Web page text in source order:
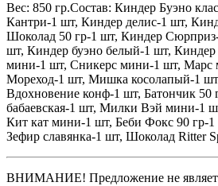
Вес: 850 гр.Состав: Киндер Буэно
Кантри-1 шт, Киндер делис-1 шт,
Шоколад 50 гр-1 шт, Киндер
шт, Киндер буэно белый-1 шт, Киндер
мини-1 шт, Сникерс мини-1 шт,
Мореход-1 шт, Мишка косолапый-1
Вдохновение конф-1 шт, Батончик 50
бабаевская-1 шт, Милки Вэй мини-1
Кит кат мини-1 шт, Беби Фокс 90 гр-
Зефир славянка-1 шт, Шоколад Ritter
ВНИМАНИЕ! Предложение не